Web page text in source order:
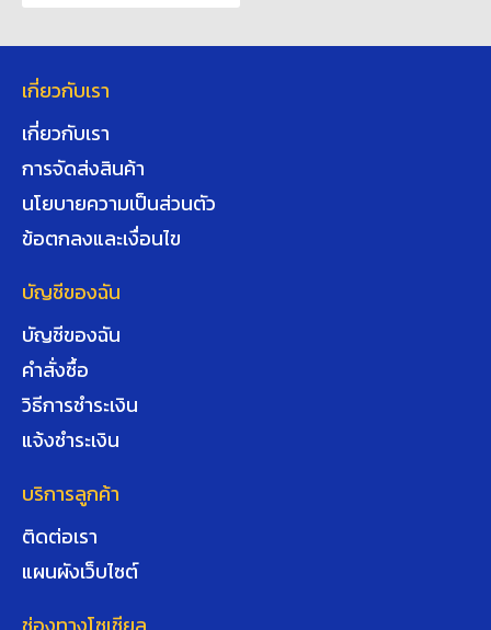
เกี่ยวกับเรา
เกี่ยวกับเรา
การจัดส่งสินค้า
นโยบายความเป็นส่วนตัว
ข้อตกลงและเงื่อนไข
บัญชีของฉัน
บัญชีของฉัน
คำสั่งซื้อ
วิธีการชำระเงิน
แจ้งชำระเงิน
บริการลูกค้า
ติดต่อเรา
แผนผังเว็บไซต์